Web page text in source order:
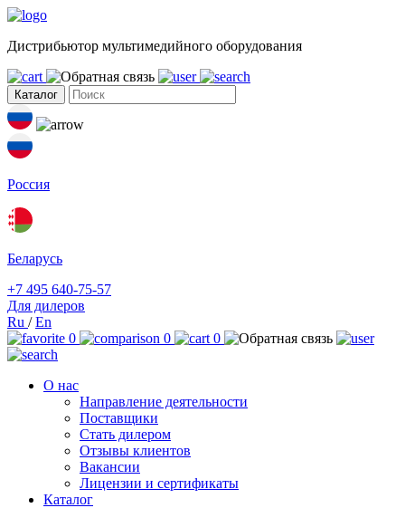
Дистрибьютор мультимедийного оборудования
Каталог
Россия
Беларусь
+7 495 640-75-57
Для дилеров
Ru /En
0
0 0
О нас
Направление деятельности
Поставщики
Стать дилером
Отзывы клиентов
Вакансии
Лицензии и сертификаты
Каталог